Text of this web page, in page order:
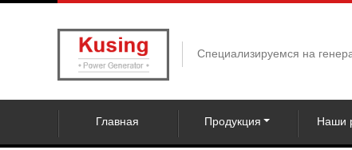
Специализируемся на
Главная Продукция Наши